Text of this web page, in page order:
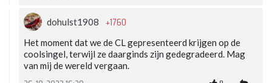
dohulst1908 +1760
Het moment dat we de CL gepresenteerd krijgen op de
coolsingel, terwijl ze daarginds zijn gedegradeerd. Mag
van mij de wereld vergaan.